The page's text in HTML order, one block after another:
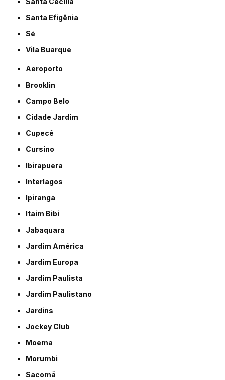
Santa Efigênia
Sé
Vila Buarque
Aeroporto
Brooklin
Campo Belo
Cidade Jardim
Cupecê
Cursino
Ibirapuera
Interlagos
Ipiranga
Itaim Bibi
Jabaquara
Jardim América
Jardim Europa
Jardim Paulista
Jardim Paulistano
Jardins
Jockey Club
Moema
Morumbi
Sacomã